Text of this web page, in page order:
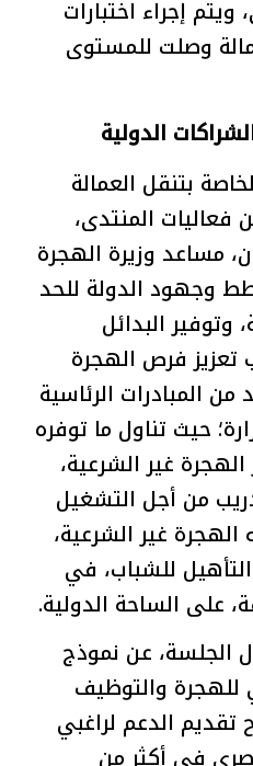
إجراء اختبارات
وصلت للمستوى
الدولية
بتنقل العمالة
فعاليات المنتدى،
مساعد وزيرة الهجرة
وجهود الدولة للحد
وتوفير البدائل
تعزيز فرص الهجرة
من المبادرات الرئاسية
حيث تناول ما توفره
غير الشرعية،
من أجل التشغيل
غير الشرعية،
للشباب، في
على الساحة الدولية.
الجلسة، عن نموذج
للهجرة والتوظيف
تقديم الدعم لراغبي